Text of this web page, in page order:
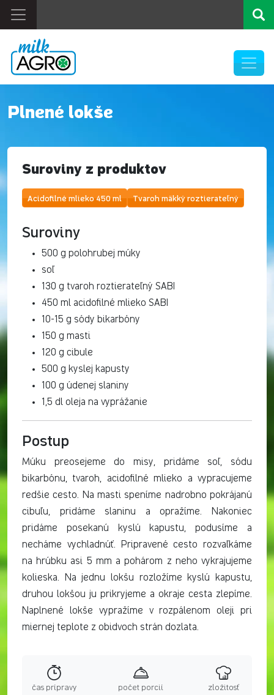
Plnené lokše
Suroviny z produktov
Acidofilné mlieko 450 ml Tvaroh mäkký roztierateľný
Suroviny
500 g polohrubej múky
soľ
130 g tvaroh roztierateľný SABI
450 ml acidofilné mlieko SABI
10-15 g sódy bikarbóny
150 g masti
120 g cibule
500 g kyslej kapusty
100 g údenej slaniny
1,5 dl oleja na vyprážanie
Postup
Múku preosejeme do misy, pridáme soľ, sódu
bikarbónu, tvaroh, acidofilné mlieko a vypracujeme
redšie cesto. Na masti speníme nadrobno pokrájanú
cibuľu, pridáme slaninu a opražíme. Nakoniec
pridáme posekanú kyslú kapustu, podusíme a
necháme vychladnúť. Pripravené cesto rozvaľkáme
na hrúbku asi 5 mm a pohárom z neho vykrajujeme
kolieska. Na jednu lokšu rozložíme kyslú kapustu,
druhou lokšou ju prikryjeme a okraje cesta zlepíme.
Naplnené lokše vypražíme v rozpálenom oleji pri
miernej teplote z obidvoch strán dozlata.
čas prípravy počet porcií zložitosť